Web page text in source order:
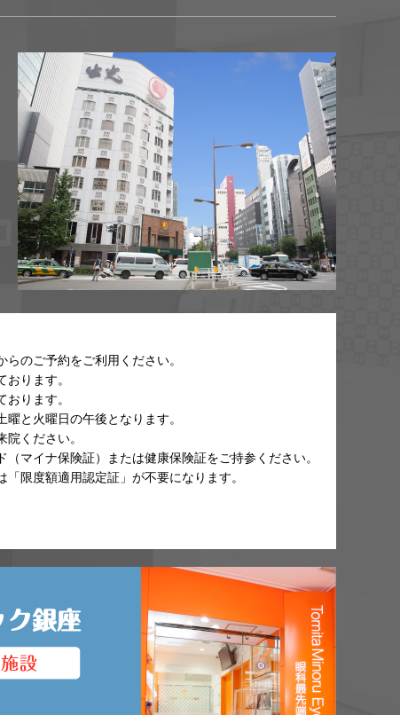
のご予約をご利用ください。
ります。
ります。
と火曜日の午後となります。
院ください。
マイナ保険証）または健康保険証をご持参ください。
限度額適用認定証」が不要になります。